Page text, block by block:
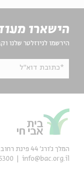
הישארו
הירשמו לניוזלטר שלנו
*כתובת דוא"ל
המלך ג'ורג' 44 פינת רחוב קק״ל, ירושלים
info@bac.org.il